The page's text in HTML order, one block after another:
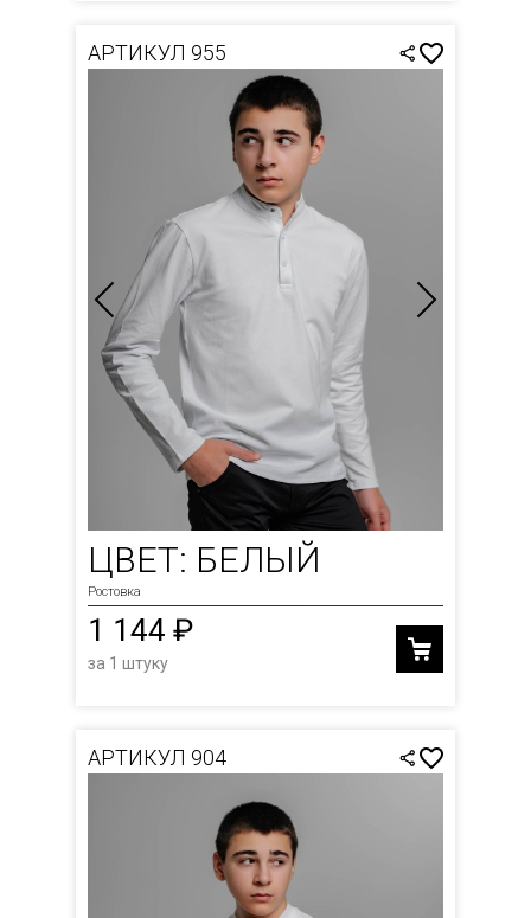
АРТИКУЛ 955
ЦВЕТ: БЕЛЫЙ
Ростовка
1 144 ₽
за 1 штуку
АРТИКУЛ 904